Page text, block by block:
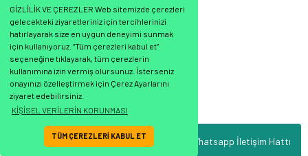
GİZLİLİK VE ÇEREZLER Web sitemizde çerezleri
gelecekteki ziyaretleriniz için tercihlerinizi
hatırlayarak size en uygun deneyimi sunmak
için kullanıyoruz. “Tüm çerezleri kabul et”
seçeneğine tıklayarak, tüm çerezlerin
kullanımına izin vermiş olursunuz. İsterseniz
onayınızı özelleştirmek için Çerez Ayarlarını
ziyaret edebilirsiniz.
KİŞİSEL VERİLERİN KORUNMASI
TÜM ÇEREZLERİ KABUL ET Whatsapp İletişim Hattı
1.173,03 TL